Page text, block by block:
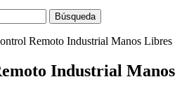
Remoto Industrial Manos Libres
Industrial Manos